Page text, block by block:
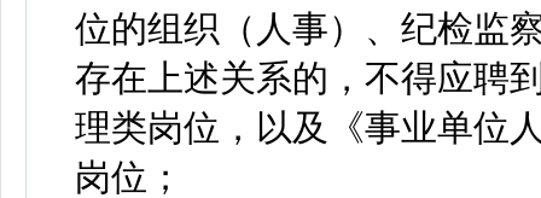
位的组织（人事）、纪检监
存在上述关系的，不得应聘
理类岗位，以及《事业单位
岗位；